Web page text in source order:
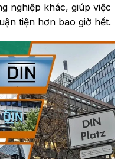
nghiệp khác, giúp việc
tiện hơn bao giờ hết.